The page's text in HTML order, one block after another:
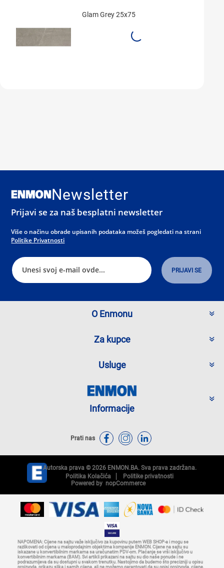
Glam Grey 25x75
Newsletter
Prijavi se za naš besplatni newsletter
Više o načinu obrade upisanih podataka možeš pogledati na strani
Politike Privatnosti
O Enmonu
Za kupce
Usluge
Informacije
Prati nas
Autorska prava © 2026 ENMON.BA. Sva prava zadržana.
Politika Kolačića
Politike privatnosti
Powered by nopCommerce
NAPOMENA: Cijene na sajtu važe isključivo za kupovinu putem WEB SHOP-a i mogu se
razlikovati od cijena u maloprodajnim objektima kompanije ENMON. Cijene na sajtu su
iskazane u konvertibilnim markama sa uračunatim PDV-om. Plaćanje se vrši isključivo u
konvertibilnim markama (BAM). Svi artikli prikazani na sajtu su dio naše ponude i ne
podrazumijeva da su dostupni u svakom trenutku. Nastojimo da budemo što precizniji u opisu
proizvoda, prikazu slika i samih cijena, ali ne možemo garantovati da su opisi proizvoda, cijene,